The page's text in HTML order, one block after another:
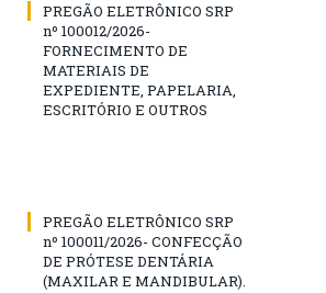
PREGÃO ELETRÔNICO SRP
nº 100012/2026-
FORNECIMENTO DE
MATERIAIS DE
EXPEDIENTE, PAPELARIA,
ESCRITÓRIO E OUTROS
PREGÃO ELETRÔNICO SRP
nº 100011/2026- CONFECÇÃO
DE PRÓTESE DENTÁRIA
(MAXILAR E MANDIBULAR).